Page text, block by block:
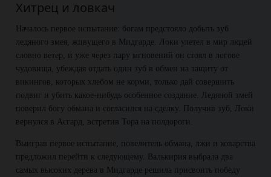
Хитрец и ловкач
Началось первое испытание: богам предстояло добыть зуб
ледяного змея, живущего в Мидгарде. Локи улетел в мир людей
словно ветер, и уже через пару мгновений он стоял в логове
чудовища, убеждая отдать один зуб в обмен на защиту от
викингов, которых хлебом не корми, только дай совершить
подвиг и убить какое-нибудь особенное создание. Ледяной змей
поверил богу обмана и согласился на сделку. Получив зуб, Локи
вернулся в Асгард, встретив Тора на полдороги.
Выиграв первое испытание, повелитель обмана, лжи и коварства
предложил перейти к следующему. Валькирия выбрала два
самых высоких дерева в Мидгарде решила присвоить победу